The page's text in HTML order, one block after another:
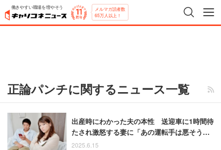
働きやすい職場を増やそう メルマガ読者数
65万人以上！
正論パンチに関するニュース一覧
出産時にわかった夫の本性 送迎車に1時間待
たされ激怒する妻に「あの運転手は悪そうな
人に見えなかった」
2025.6.15